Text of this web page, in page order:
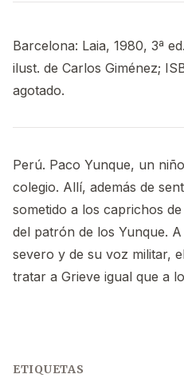
Barcelona: Laia, 1980, 3ª
ilust. de Carlos Giménez;
agotado.
Perú. Paco Yunque, un
colegio. Allí, además de
sometido a los caprichos
del patrón de los Yunque.
severo y de su voz militar,
tratar a Grieve igual que a
ETIQUETAS